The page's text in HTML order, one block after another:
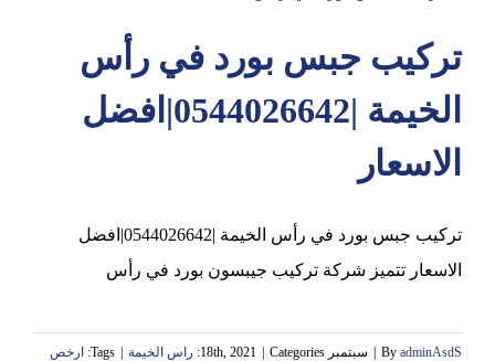
تركيب جبس بورد في رأس
الخيمة |0544026642|افضل
الاسعار
تركيب جبس بورد في رأس الخيمة |0544026642|افضل
الاسعار تتميز شركة تركيب جيبسون بورد في رأس
By adminAsdS سبتمبر 18th, 2021 Categories: راس الخيمة Tags:
ارخص